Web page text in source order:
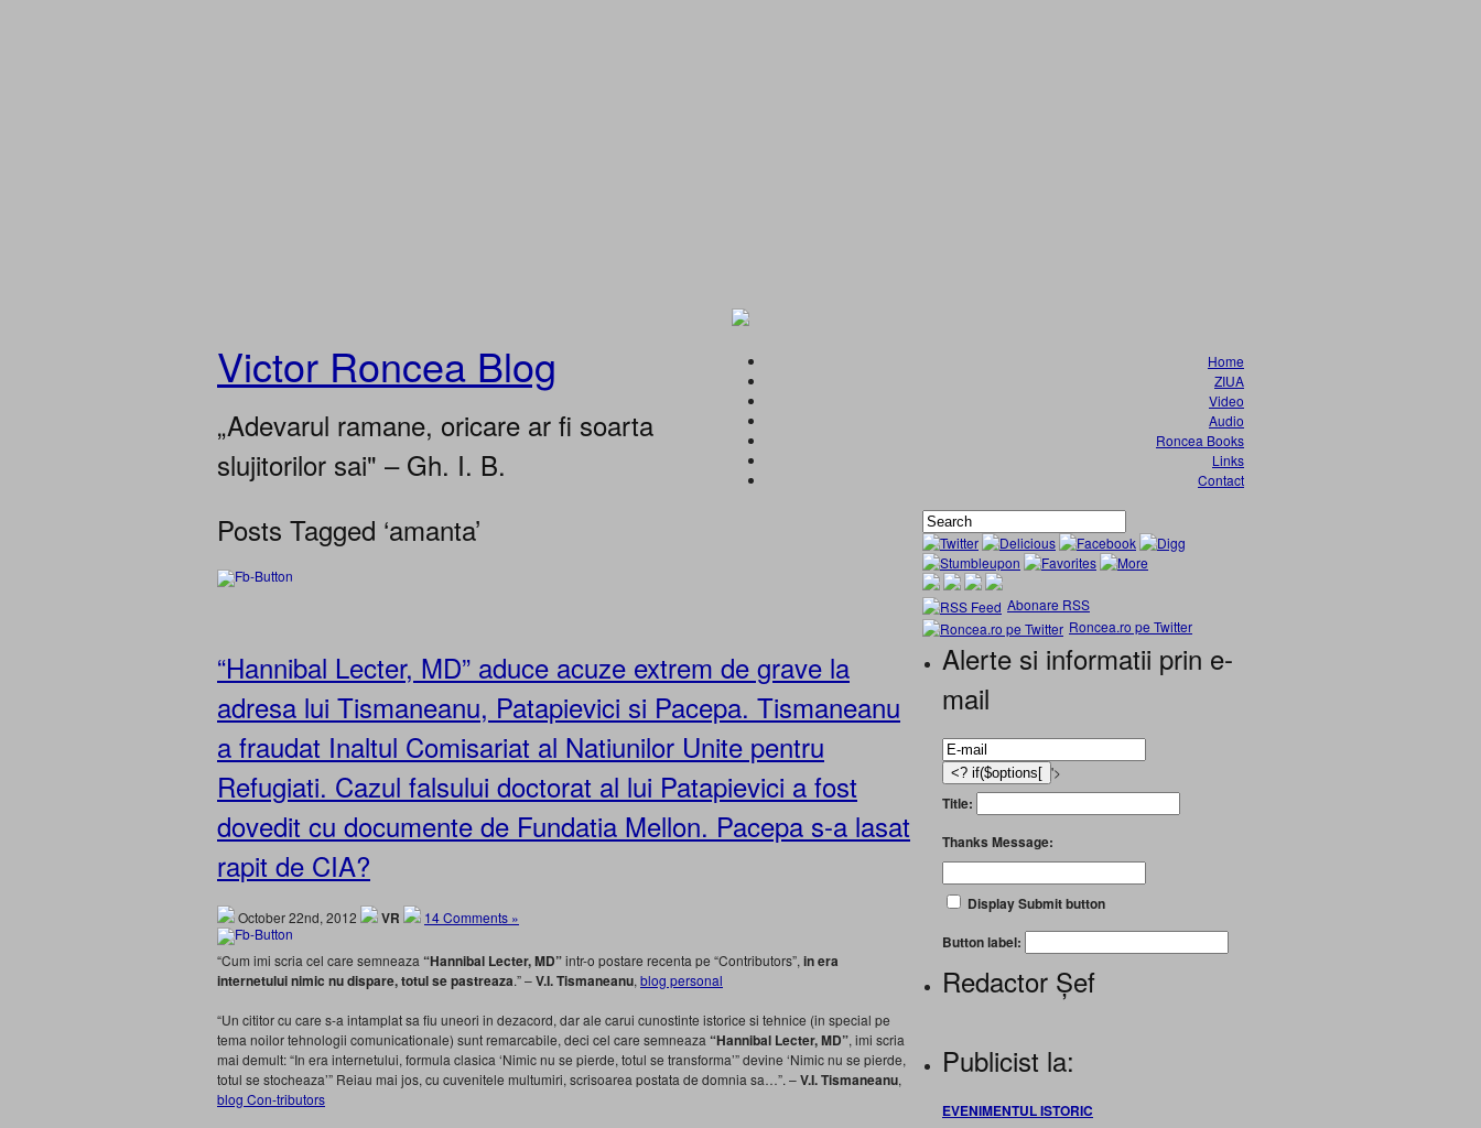
Victor Roncea Blog
„Adevarul ramane, oricare ar fi soarta
slujitorilor sai" – Gh. I. B.
Home
ZIUA
Video
Audio
Roncea Books
Links
Contact
Posts Tagged ‘amanta’
“Hannibal Lecter, MD” aduce acuze extrem de grave la
adresa lui Tismaneanu, Patapievici si Pacepa. Tismaneanu
a fraudat Inaltul Comisariat al Natiunilor Unite pentru
Refugiati. Cazul falsului doctorat al lui Patapievici a fost
dovedit cu documente de Fundatia Mellon. Pacepa s-a lasat
rapit de CIA?
October 22nd, 2012 VR 14 Comments »
“Cum imi scria cel care semneaza “Hannibal Lecter, MD”intr-o postare recenta pe “Contributors”, in era
internetului nimic nu dispare, totul se pastreaza.” –V.I. Tismaneanu, blog personal
“Un cititor cu care s-a intamplat sa fiu uneori in dezacord, dar ale carui cunostinte istorice si tehnice (in special pe
tema noilor tehnologii comunicationale) sunt remarcabile, deci cel care semneaza “Hannibal Lecter, MD”, imi scria
mai demult: “In era internetului, formula clasica ‘Nimic nu se pierde, totul se transforma’” devine ‘Nimic nu se pierde,
totul se stocheaza’” Reiau mai jos, cu cuvenitele multumiri, scrisoarea postata de domnia sa…”. –V.I. Tismaneanu,
blog Con-tributors
Abonare RSS
Roncea.ro pe Twitter
Alerte si informatii prin e-
mail
'>
Title:
Thanks Message:
Display Submit button
Button label:
Redactor Șef
Publicist la:
EVENIMENTUL ISTORIC